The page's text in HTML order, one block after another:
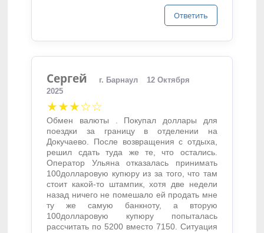
Ответить
Сергей г. Барнаул
12 Октября
2025
★★★☆☆
Обмен валюты . Покупал доллары для
поездки за границу в отделении на
Докучаево. После возвращения с отдыха,
решил сдать туда же те, что остались.
Оператор Ульяна отказалась принимать
100долларовую купюру из за того, что там
стоит какой-то штампик, хотя две недели
назад ничего не помешало ей продать мне
ту же самую банкноту, а вторую
100долларовую купюру попыталась
рассчитать по 5200 вместо 7150. Ситуация